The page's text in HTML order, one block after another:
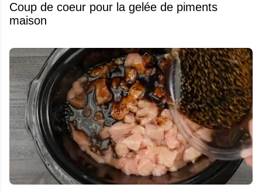
Coup de coeur pour la gelée de piments
maison